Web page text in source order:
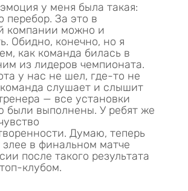
у меня была такая:
перебор. За это в
компании можно и
Обидно, конечно, но я
как команда билась в
из лидеров чемпионата.
у нас не шел, где-то не
слушает и слышит
— все установки
были выполнены. У ребят же
Думаю, теперь
злее в финальном матче
после такого результата
клубом.